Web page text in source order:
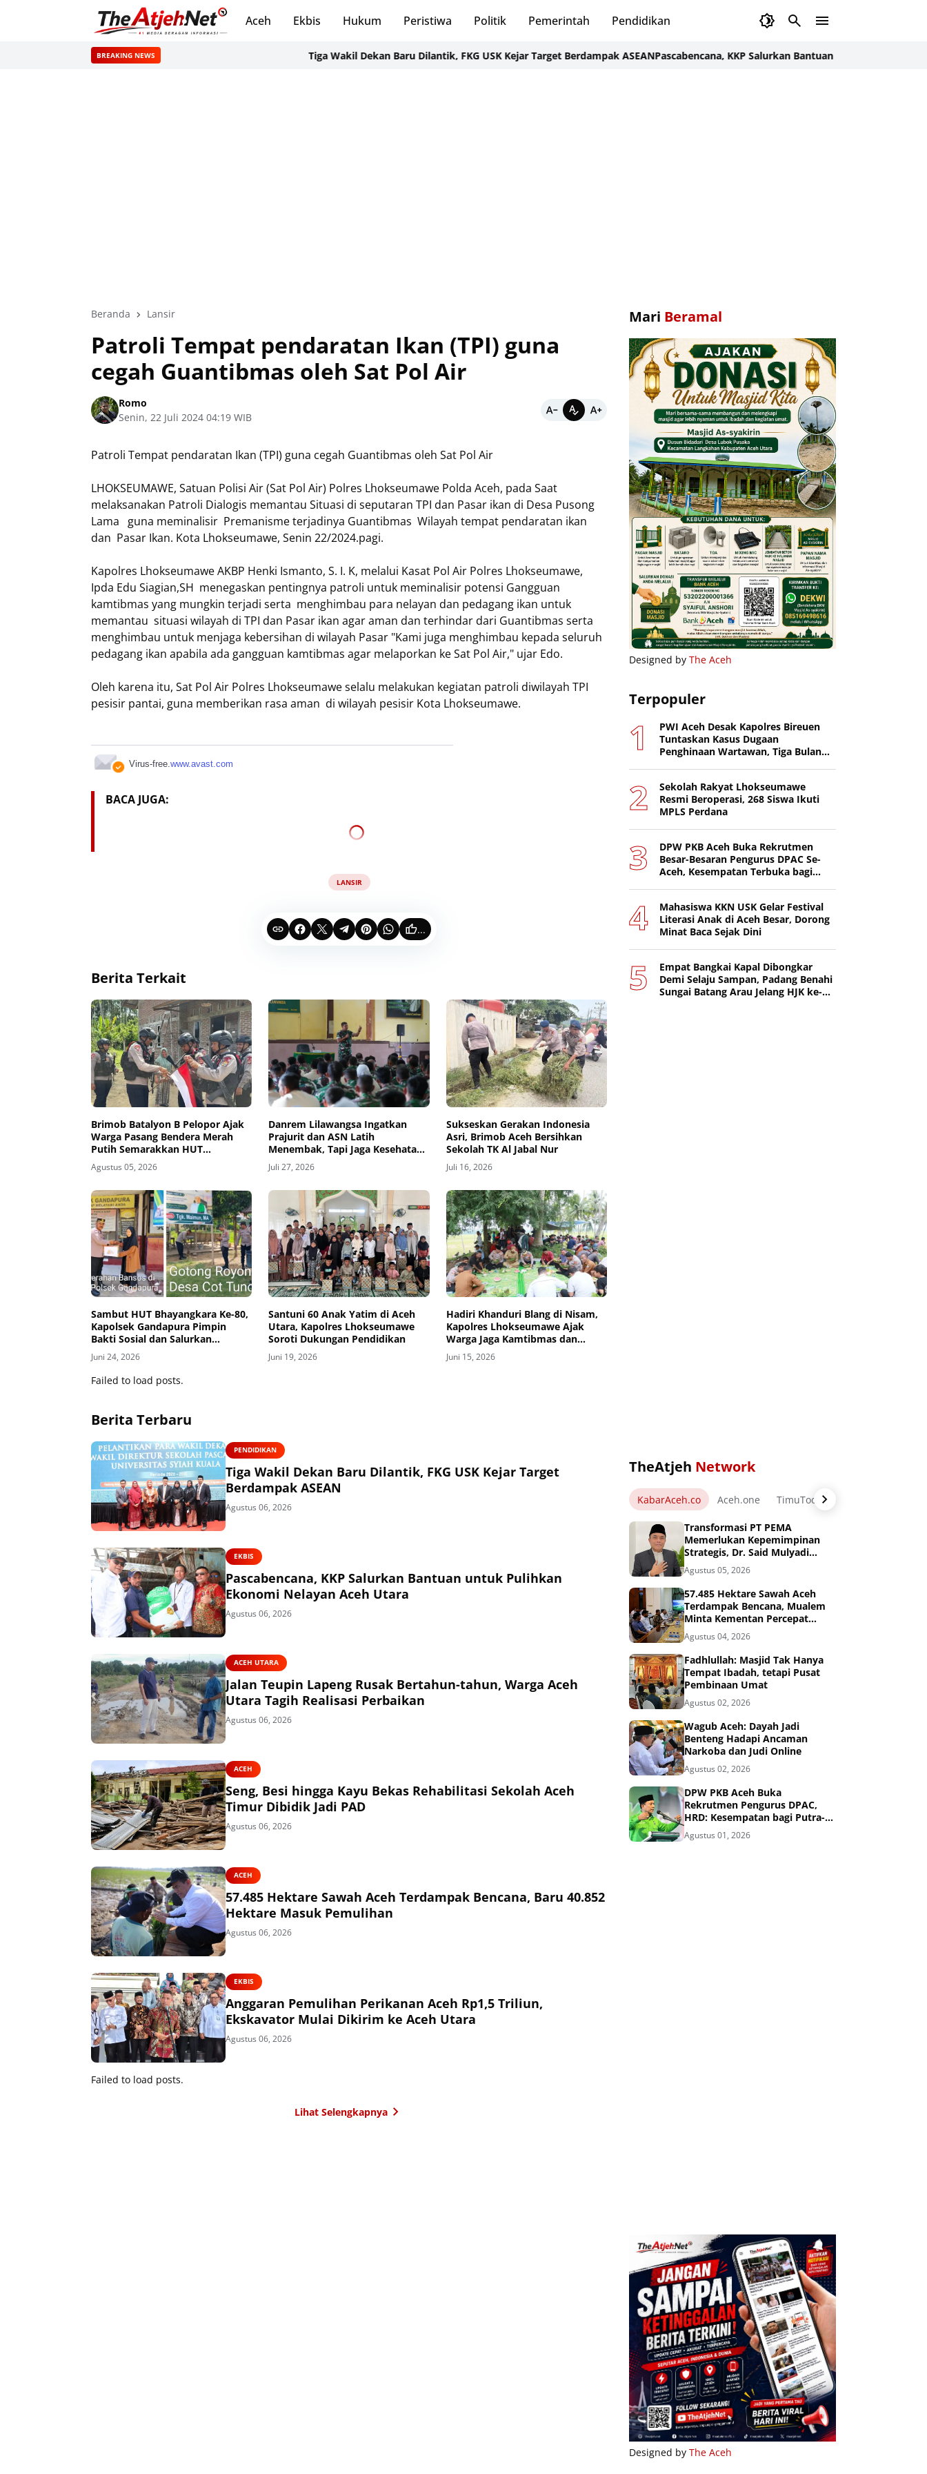
Aceh Ekbis Hukum Peristiwa Politik Pemerintah Pendidikan
BREAKING NEWS Tiga Wakil Dekan Baru Dilantik, FKG USK Kejar Target Berdampak ASEANPascabencana, KKP Salurkan Bantuan untuk Pulihkan Ekonomi
Beranda Lansir
Patroli Tempat pendaratan Ikan (TPI) guna
cegah Guantibmas oleh Sat Pol Air
Romo
Senin, 22 Juli 2024 04:19 WIB
Patroli Tempat pendaratan Ikan (TPI) guna cegah Guantibmas oleh Sat Pol Air
LHOKSEUMAWE, Satuan Polisi Air (Sat Pol Air) Polres Lhokseumawe Polda Aceh, pada Saat
melaksanakan Patroli Dialogis memantau Situasi di seputaran TPI dan Pasar ikan di Desa Pusong
Lama guna meminalisir Premanisme terjadinya Guantibmas Wilayah tempat pendaratan ikan
dan Pasar Ikan. Kota Lhokseumawe, Senin 22/2024.pagi.
Kapolres Lhokseumawe AKBP Henki Ismanto, S. I. K, melalui Kasat Pol Air Polres Lhokseumawe,
Ipda Edu Siagian,SH menegaskan pentingnya patroli untuk meminalisir potensi Gangguan
kamtibmas yang mungkin terjadi serta menghimbau para nelayan dan pedagang ikan untuk
memantau situasi wilayah di TPI dan Pasar ikan agar aman dan terhindar dari Guantibmas serta
menghimbau untuk menjaga kebersihan di wilayah Pasar "Kami juga menghimbau kepada seluruh
pedagang ikan apabila ada gangguan kamtibmas agar melaporkan ke Sat Pol Air," ujar Edo.
Oleh karena itu, Sat Pol Air Polres Lhokseumawe selalu melakukan kegiatan patroli diwilayah TPI
pesisir pantai, guna memberikan rasa aman di wilayah pesisir Kota Lhokseumawe.
Virus-free.www.avast.com
BACA JUGA:
LANSIR
...
Berita Terkait
Brimob Batalyon B Pelopor Ajak
Warga Pasang Bendera Merah
Putih Semarakkan HUT
Kemerdekaan RI Ke-81
Agustus 05, 2026
Danrem Lilawangsa Ingatkan
Prajurit dan ASN Latih
Menembak, Tapi Jaga Kesehatan
dan Hindari Pelanggaran
Juli 27, 2026
Sukseskan Gerakan Indonesia
Asri, Brimob Aceh Bersihkan
Sekolah TK Al Jabal Nur
Juli 16, 2026
Sambut HUT Bhayangkara Ke-80,
Kapolsek Gandapura Pimpin
Bakti Sosial dan Salurkan
Bantuan untuk Masyarakat
Juni 24, 2026
Santuni 60 Anak Yatim di Aceh
Utara, Kapolres Lhokseumawe
Soroti Dukungan Pendidikan
Juni 19, 2026
Hadiri Khanduri Blang di Nisam,
Kapolres Lhokseumawe Ajak
Warga Jaga Kamtibmas dan
Ketahanan Pangan
Juni 15, 2026
Failed to load posts.
Berita Terbaru
PENDIDIKAN
Tiga Wakil Dekan Baru Dilantik, FKG USK Kejar Target
Berdampak ASEAN
Agustus 06, 2026
EKBIS
Pascabencana, KKP Salurkan Bantuan untuk Pulihkan
Ekonomi Nelayan Aceh Utara
Agustus 06, 2026
ACEH UTARA
Jalan Teupin Lapeng Rusak Bertahun-tahun, Warga Aceh
Utara Tagih Realisasi Perbaikan
Agustus 06, 2026
ACEH
Seng, Besi hingga Kayu Bekas Rehabilitasi Sekolah Aceh
Timur Dibidik Jadi PAD
Agustus 06, 2026
ACEH
57.485 Hektare Sawah Aceh Terdampak Bencana, Baru 40.852
Hektare Masuk Pemulihan
Agustus 06, 2026
EKBIS
Anggaran Pemulihan Perikanan Aceh Rp1,5 Triliun,
Ekskavator Mulai Dikirim ke Aceh Utara
Agustus 06, 2026
Failed to load posts.
Lihat Selengkapnya
Mari Beramal
Designed by The Aceh
Terpopuler
PWI Aceh Desak Kapolres Bireuen
Tuntaskan Kasus Dugaan
Penghinaan Wartawan, Tiga Bulan
Sekolah Rakyat Lhokseumawe
Resmi Beroperasi, 268 Siswa Ikuti
MPLS Perdana
DPW PKB Aceh Buka Rekrutmen
Besar-Besaran Pengurus DPAC Se-
Aceh, Kesempatan Terbuka bagi
Mahasiswa KKN USK Gelar Festival
Literasi Anak di Aceh Besar, Dorong
Minat Baca Sejak Dini
Empat Bangkai Kapal Dibongkar
Demi Selaju Sampan, Padang Benahi
Sungai Batang Arau Jelang HJK ke-
TheAtjeh Network
KabarAceh.co Aceh.one TimuToday.com
Transformasi PT PEMA
Memerlukan Kepemimpinan
Strategis, Dr. Said Mulyadi
Dinilai Memenuhi Kriteria
Agustus 05, 2026
57.485 Hektare Sawah Aceh
Terdampak Bencana, Mualem
Minta Kementan Percepat
Pemulihan
Agustus 04, 2026
Fadhlullah: Masjid Tak Hanya
Tempat Ibadah, tetapi Pusat
Pembinaan Umat
Agustus 02, 2026
Wagub Aceh: Dayah Jadi
Benteng Hadapi Ancaman
Narkoba dan Judi Online
Agustus 02, 2026
DPW PKB Aceh Buka
Rekrutmen Pengurus DPAC,
HRD: Kesempatan bagi Putra-
Putri Terbaik Aceh
Agustus 01, 2026
Designed by The Aceh